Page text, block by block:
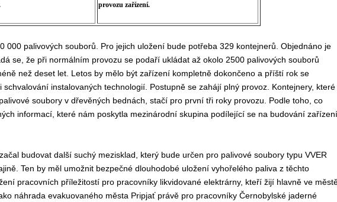
provozu zařízení.
000 palivových souborů. Pro jejich uložení bude potřeba 329 kontejnerů. Objednáno je
se, že při normálním provozu se podaří ukládat až okolo 2500 palivových souborů
než deset let. Letos by mělo být zařízení kompletně dokončeno a příští rok se
instalovaných technologií. Postupně se zahájí plný provoz. Kontejnery, které
soubory v dřevěných bednách, stačí pro první tři roky provozu. Podle toho, co
informací, které nám poskytla mezinárodní skupina podílející se na budování
budovat další suchý mezisklad, který bude určen pro palivové soubory typu VVER
Ten by měl umožnit bezpečné dlouhodobé uložení vyhořelého paliva z těchto
pracovních příležitostí pro pracovníky likvidované elektrárny, kteří žijí hlavně ve
náhrada evakuovaného města Pripjať právě pro pracovníky Černobylské jaderné